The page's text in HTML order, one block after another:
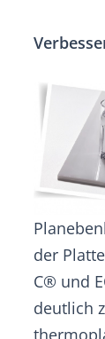
der
C® und
deutlich